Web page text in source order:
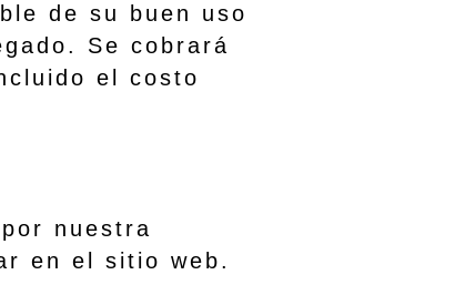
de su buen uso
Se cobrará
el costo
nuestra
en el sitio web.